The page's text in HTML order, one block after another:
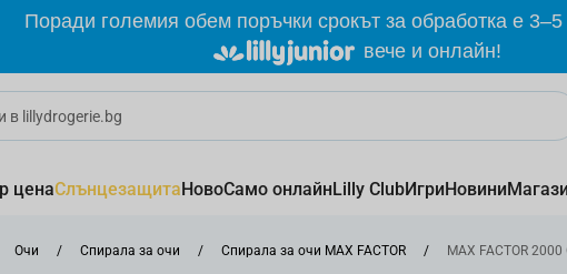
Поради големия обем поръчки срокът за обработка е
вече и онлайн!
ценаСлънцезащитаНовоСамо онлайнLilly ClubИгриНовини
Очи / Спирала за очи / Спирала за очи MAX FACTOR / MAX FACTOR